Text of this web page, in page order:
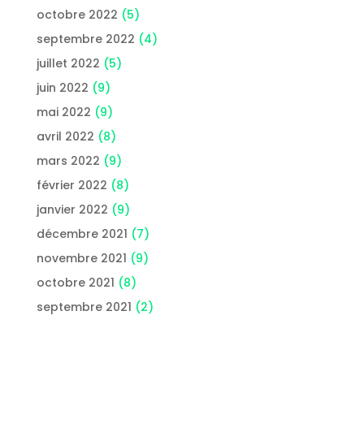
octobre 2022 (5)
septembre 2022 (4)
juillet 2022 (5)
juin 2022 (9)
mai 2022 (9)
avril 2022 (8)
mars 2022 (9)
février 2022 (8)
janvier 2022 (9)
décembre 2021 (7)
novembre 2021 (9)
octobre 2021 (8)
septembre 2021 (2)